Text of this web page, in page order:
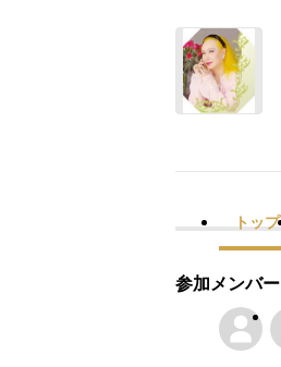
トップ
参加メンバー